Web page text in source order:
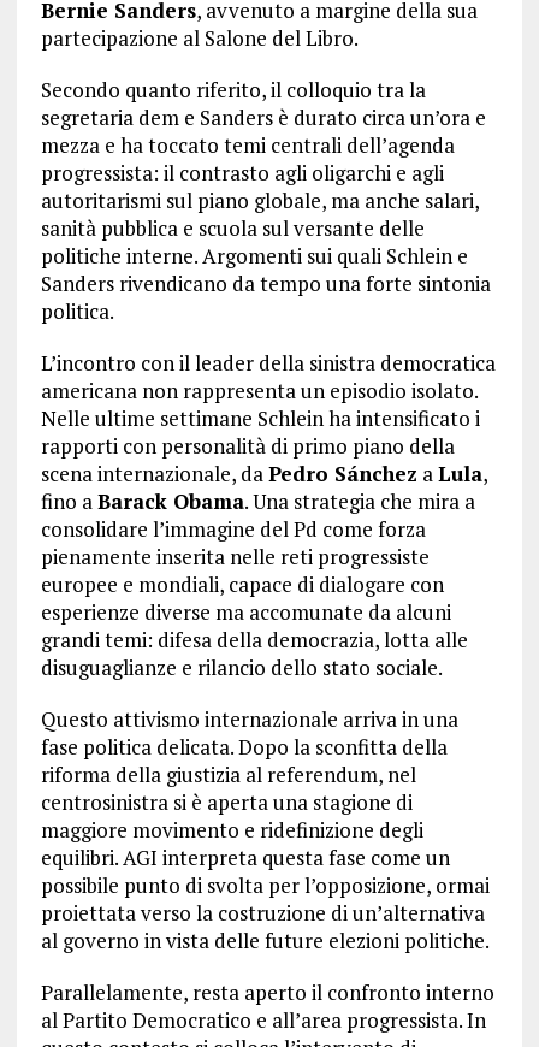
Bernie Sanders, avvenuto a margine della sua
partecipazione al Salone del Libro.
Secondo quanto riferito, il colloquio tra la
segretaria dem e Sanders è durato circa un’ora e
mezza e ha toccato temi centrali dell’agenda
progressista: il contrasto agli oligarchi e agli
autoritarismi sul piano globale, ma anche salari,
sanità pubblica e scuola sul versante delle
politiche interne. Argomenti sui quali Schlein e
Sanders rivendicano da tempo una forte sintonia
politica.
L’incontro con il leader della sinistra democratica
americana non rappresenta un episodio isolato.
Nelle ultime settimane Schlein ha intensificato i
rapporti con personalità di primo piano della
scena internazionale, daPedro Sánchez aLula,
fino aBarack Obama. Una strategia che mira a
consolidare l’immagine del Pd come forza
pienamente inserita nelle reti progressiste
europee e mondiali, capace di dialogare con
esperienze diverse ma accomunate da alcuni
grandi temi: difesa della democrazia, lotta alle
disuguaglianze e rilancio dello stato sociale.
Questo attivismo internazionale arriva in una
fase politica delicata. Dopo la sconfitta della
riforma della giustizia al referendum, nel
centrosinistra si è aperta una stagione di
maggiore movimento e ridefinizione degli
equilibri. AGI interpreta questa fase come un
possibile punto di svolta per l’opposizione, ormai
proiettata verso la costruzione di un’alternativa
al governo in vista delle future elezioni politiche.
Parallelamente, resta aperto il confronto interno
al Partito Democratico e all’area progressista. In